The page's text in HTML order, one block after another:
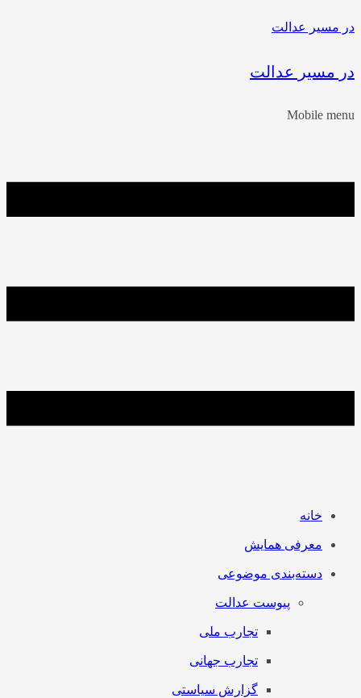
در مسیر عدالت
در مسیر عدالت
Mobile menu
خانه
معرفی همایش
دسته‌بندی موضوعی
پیوست عدالت
تجارب ملی
تجارب جهانی
گزارش سیاستی